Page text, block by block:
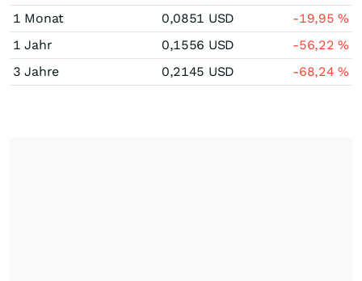
1 Monat
0,0851 USD -19,95%
1 Jahr
0,1556 USD -56,22%
3 Jahre
0,2145 USD -68,24%